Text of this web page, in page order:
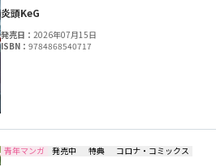
炎頭KeG
発売日：2026年07月15日
ISBN：9784868540717
青年マンガ 発売中 特典 コロナ・コミックス